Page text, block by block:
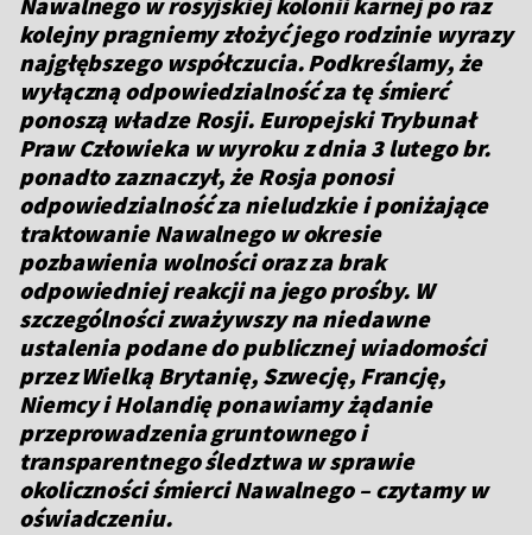
kolejny pragniemy złożyć jego rodzinie wyrazy
najgłębszego współczucia. Podkreślamy, że
wyłączną odpowiedzialność za tę śmierć
ponoszą władze Rosji. Europejski Trybunał
Praw Człowieka w wyroku z dnia 3 lutego br.
ponadto zaznaczył, że Rosja ponosi
odpowiedzialność za nieludzkie i poniżające
traktowanie Nawalnego w okresie
pozbawienia wolności oraz za brak
odpowiedniej reakcji na jego prośby. W
szczególności zważywszy na niedawne
ustalenia podane do publicznej wiadomości
przez Wielką Brytanię, Szwecję, Francję,
Niemcy i Holandię ponawiamy żądanie
przeprowadzenia gruntownego i
transparentnego śledztwa w sprawie
okoliczności śmierci Nawalnego – czytamy w
oświadczeniu.